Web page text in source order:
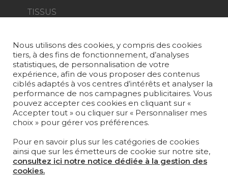
TISSUS
TAPIS ET MOQUETTES
MOBILIER
PROJETS
SUR-MESURE
MAGAZINE
LA MAISON
OÙ NOUS TROUVER ?
Nous utilisons des cookies, y compris des cookies
tiers, à des fins de fonctionnement, d’analyses
statistiques, de personnalisation de votre
expérience, afin de vous proposer des contenus
ciblés adaptés à vos centres d’intérêts et analyser la
performance de nos campagnes publicitaires. Vous
pouvez accepter ces cookies en cliquant sur «
Accepter tout » ou cliquer sur « Personnaliser mes
choix » pour gérer vos préférences.
Pour en savoir plus sur les catégories de cookies
ainsi que sur les émetteurs de cookie sur notre site,
consultez ici notre notice dédiée à la gestion des
cookies.